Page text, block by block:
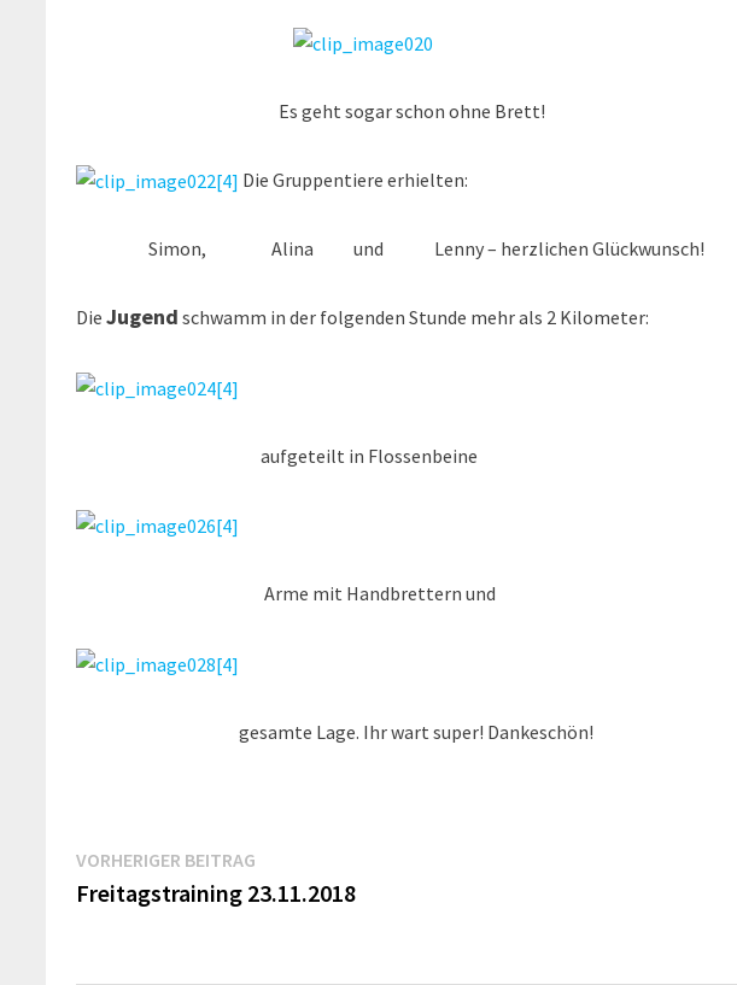
Es geht sogar schon ohne Brett!
Die Gruppentiere erhielten:
Simon, Alina und Lenny – herzlichen Glückwunsch!
DieJugend schwamm in der folgenden Stunde mehr als 2 Kilometer:
aufgeteilt in Flossenbeine
Arme mit Handbrettern und
gesamte Lage. Ihr wart super! Dankeschön!
Beitragsnavigation
VORHERIGER BEITRAG
Beitrag:
Freitagstraining 23.11.2018